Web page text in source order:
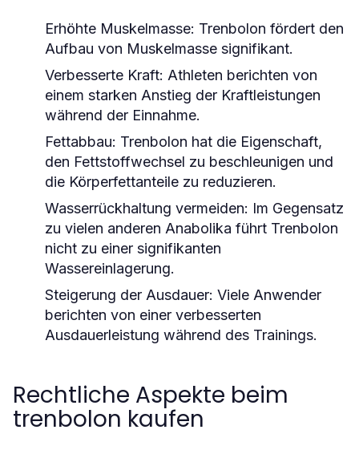
Erhöhte Muskelmasse: Trenbolon fördert den
Aufbau von Muskelmasse signifikant.
Verbesserte Kraft: Athleten berichten von
einem starken Anstieg der Kraftleistungen
während der Einnahme.
Fettabbau: Trenbolon hat die Eigenschaft,
den Fettstoffwechsel zu beschleunigen und
die Körperfettanteile zu reduzieren.
Wasserrückhaltung vermeiden: Im Gegensatz
zu vielen anderen Anabolika führt Trenbolon
nicht zu einer signifikanten
Wassereinlagerung.
Steigerung der Ausdauer: Viele Anwender
berichten von einer verbesserten
Ausdauerleistung während des Trainings.
Rechtliche Aspekte beim
trenbolon kaufen